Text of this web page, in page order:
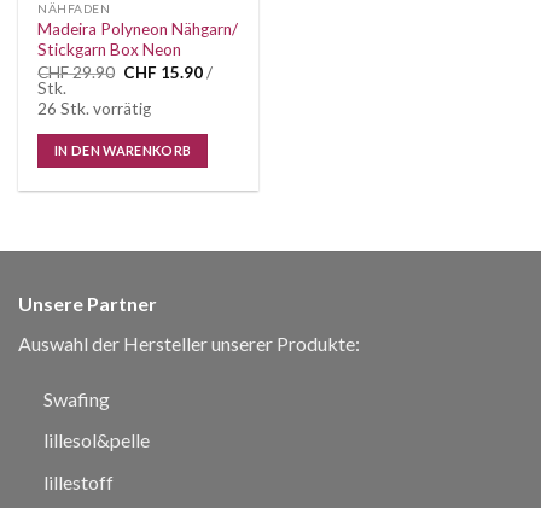
NÄHFADEN
Madeira Polyneon Nähgarn/
Stickgarn Box Neon
CHF29.90 Ursprünglicher
war:
CHF 29.90
CHF 15.90Aktueller
Preis
/
Stk.
26 Stk. vorrätig
IN DEN WARENKORB
Unsere Partner
Auswahl der Hersteller unserer Produkte:
Swafing
lillesol&pelle
lillestoff